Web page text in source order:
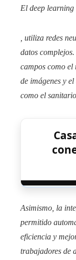
El deep learning
, utiliza redes
datos
campos como
de imágenes y
como el
Asimismo, la
permitido
eficiencia y
trabajadores de